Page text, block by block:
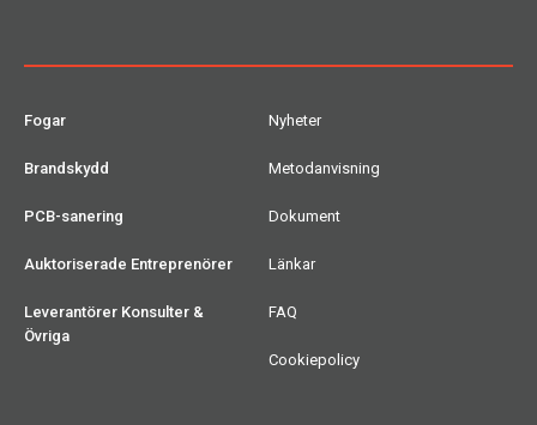
Fogar
Brandskydd
PCB-sanering
Auktoriserade Entreprenörer
Leverantörer Konsulter &
Övriga
Nyheter
Metodanvisning
Dokument
Länkar
FAQ
Cookiepolicy